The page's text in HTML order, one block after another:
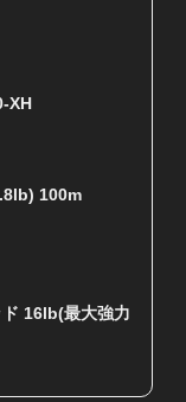
XH
100m
16lb(最大強力